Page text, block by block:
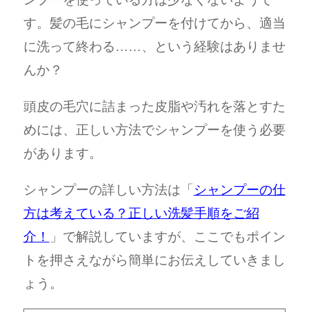
す。髪の毛にシャンプーを付けてから、適当
に洗って終わる……、という経験はありませ
んか？
頭皮の毛穴に詰まった皮脂や汚れを落とすた
めには、正しい方法でシャンプーを使う必要
があります。
シャンプーの詳しい方法は「 シャンプーの仕
方は考えている？正しい洗髪手順をご紹
介！
」で解説していますが、ここでもポイン
トを押さえながら簡単にお伝えしていきまし
ょう。